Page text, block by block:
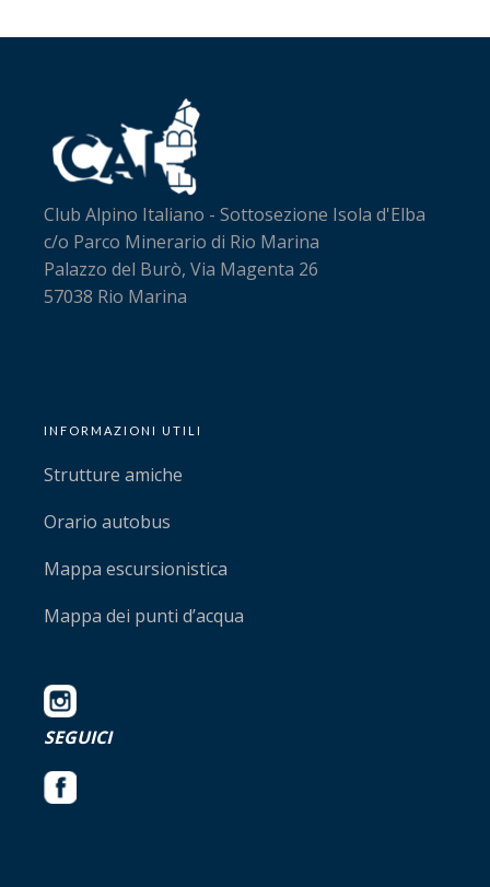
Club Alpino Italiano - Sottosezione Isola d'Elba
c/o Parco Minerario di Rio Marina
Palazzo del Burò, Via Magenta 26
57038 Rio Marina
INFORMAZIONI UTILI
Strutture amiche
Orario autobus
Mappa escursionistica
Mappa dei punti d’acqua
SEGUICI